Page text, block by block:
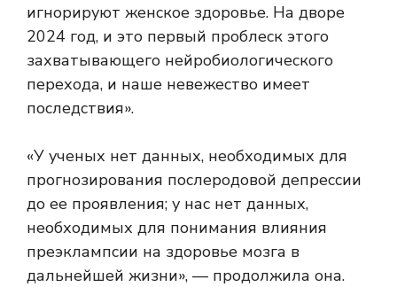
игнорируют женское здоровье. На дворе
2024 год, и это первый проблеск этого
захватывающего нейробиологического
перехода, и наше невежество имеет
последствия».
«У ученых нет данных, необходимых для
прогнозирования послеродовой депрессии
до ее проявления; у нас нет данных,
необходимых для понимания влияния
преэклампсии на здоровье мозга в
дальнейшей жизни», — продолжила она.